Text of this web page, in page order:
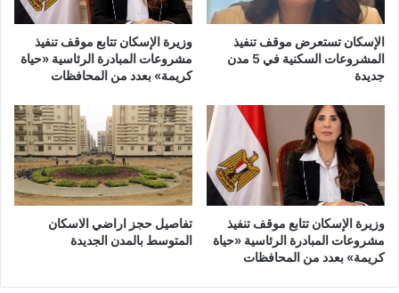
الإسكان تستعرض موقف تنفيذ
المشروعات السكنية في 5 مدن
جديدة
وزيرة الإسكان تتابع موقف تنفيذ
مشروعات المبادرة الرئاسية «حياة
كريمة» بعدد من المحافظات
وزيرة الإسكان تتابع موقف تنفيذ
مشروعات المبادرة الرئاسية «حياة
كريمة» بعدد من المحافظات
تفاصيل حجز اراضي الاسكان
المتوسط بالمدن الجديدة